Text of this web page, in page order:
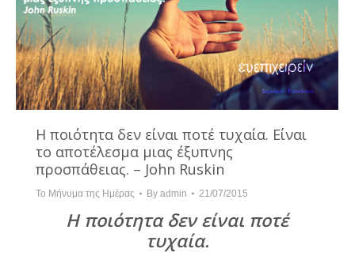
Η ποιότητα δεν είναι ποτέ τυχαία. Είναι
το αποτέλεσμα μιας έξυπνης
προσπάθειας. – John Ruskin
Το Μήνυμα της Ημέρας By admin 21/07/2015
Η ποιότητα δεν είναι ποτέ
τυχαία.